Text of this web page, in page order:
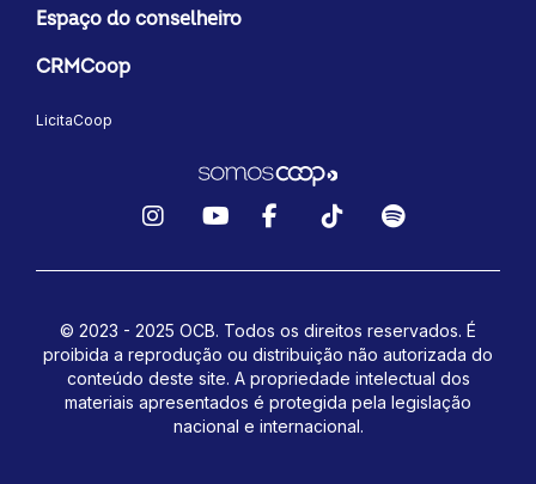
Espaço do conselheiro
CRMCoop
LicitaCoop
© 2023 - 2025 OCB. Todos os direitos reservados. É
proibida a reprodução ou distribuição não autorizada do
conteúdo deste site. A propriedade intelectual dos
materiais apresentados é protegida pela legislação
nacional e internacional.